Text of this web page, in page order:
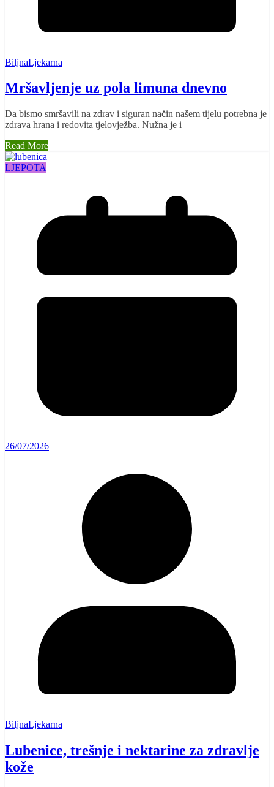
BiljnaLjekarna
Mršavljenje uz pola limuna dnevno
Da bismo smršavili na zdrav i siguran način našem tijelu potrebna je
zdrava hrana i redovita tjelovježba. Nužna je i
Read More
LJEPOTA
26/07/2026
BiljnaLjekarna
Lubenice, trešnje i nektarine za zdravlje
kože